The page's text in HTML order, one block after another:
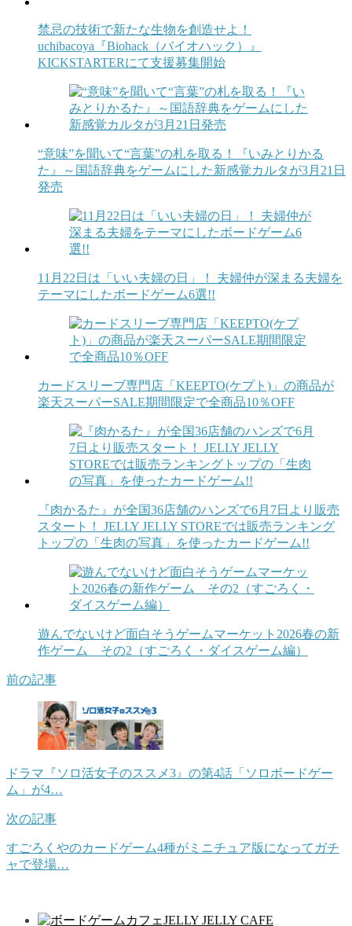
禁忌の技術で新たな生物を創造せよ！
uchibacoya『Biohack（バイオハック）』
KICKSTARTERにて支援募集開始
“意味”を聞いて“言葉”の札を取る！『いみとりかる
た』～国語辞典をゲームにした新感覚カルタが3月21日
発売
11月22日は「いい夫婦の日」！ 夫婦仲が深まる夫婦を
テーマにしたボードゲーム6選!!
カードスリーブ専門店「KEEPTO(ケプト)」の商品が
楽天スーパーSALE期間限定で全商品10％OFF
『肉かるた』が全国36店舗のハンズで6月7日より販売
スタート！ JELLY JELLY STOREでは販売ランキング
トップの「生肉の写真」を使ったカードゲーム!!
遊んでないけど面白そうゲームマーケット2026春の新
作ゲーム その2（すごろく・ダイスゲーム編）
前の記事
ドラマ『ソロ活女子のススメ3』の第4話「ソロボードゲー
ム」が4…
次の記事
すごろくやのカードゲーム4種がミニチュア版になってガチ
ャで登場…